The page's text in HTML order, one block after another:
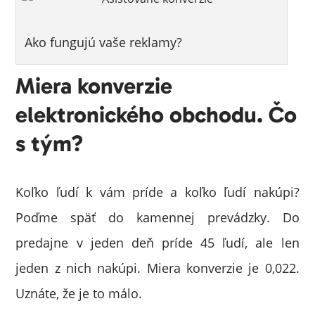
Ako fungujú vaše reklamy?
Miera konverzie
elektronického obchodu. Čo
s tým?
Koľko ľudí k vám príde a koľko ľudí nakúpi?
Poďme späť do kamennej prevádzky. Do
predajne v jeden deň príde 45 ľudí, ale len
jeden z nich nakúpi. Miera konverzie je 0,022.
Uznáte, že je to málo.